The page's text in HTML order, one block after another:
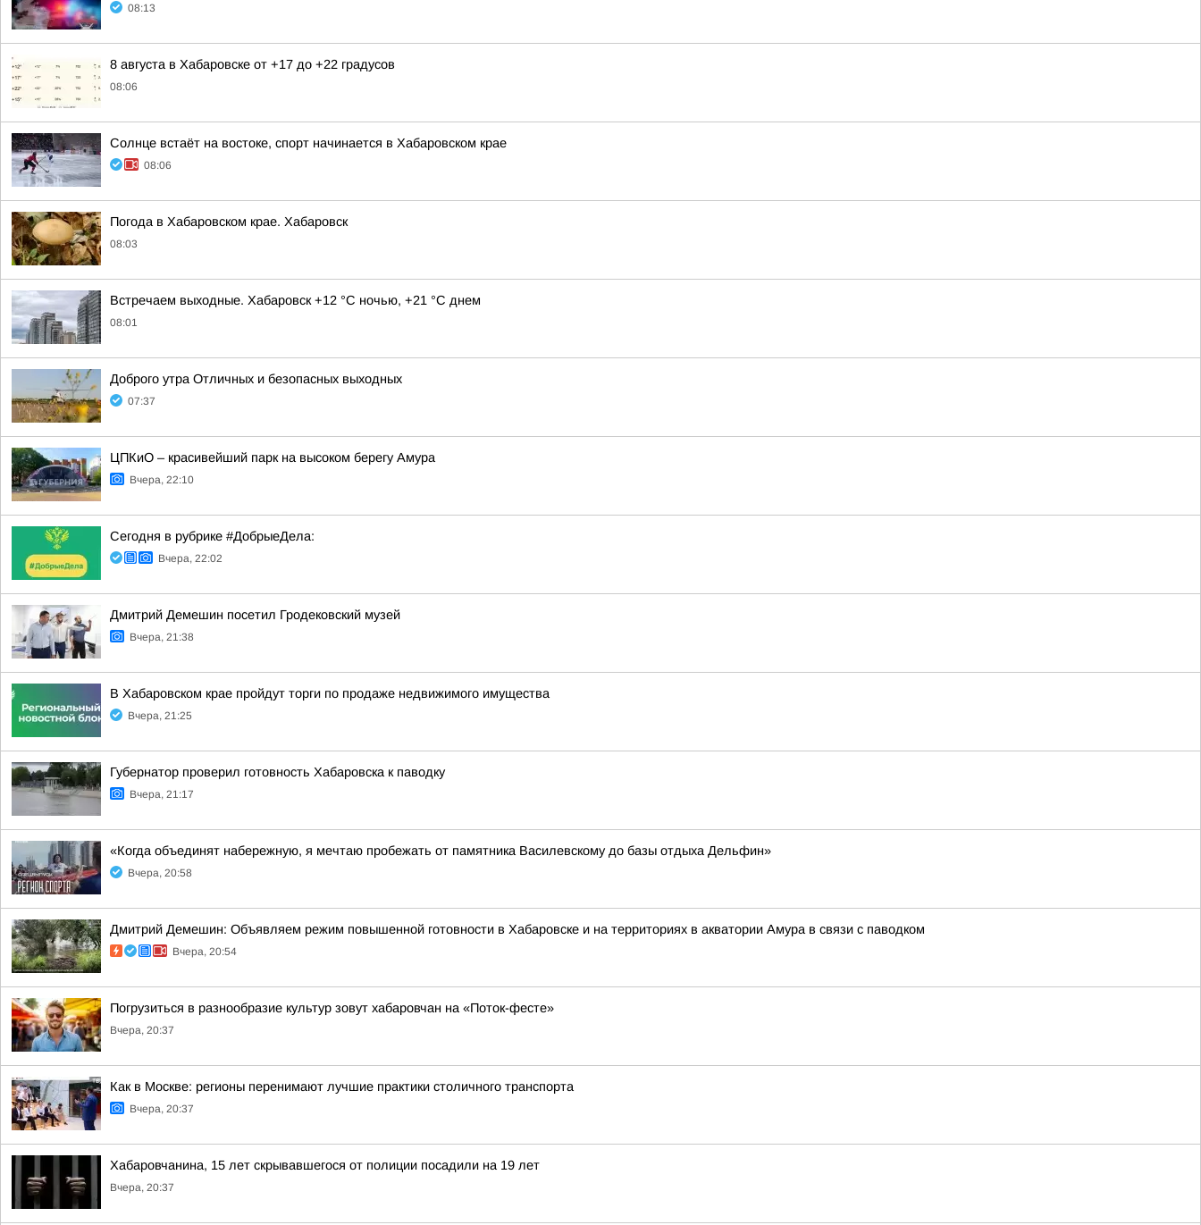
08:13
8 августа в Хабаровске от +17 до +22 градусов
08:06
Солнце встаёт на востоке, спорт начинается в Хабаровском крае
08:06
Погода в Хабаровском крае. Хабаровск
08:03
Встречаем выходные. Хабаровск +12 °C ночью, +21 °C днем
08:01
Доброго утра Отличных и безопасных выходных
07:37
ЦПКиО – красивейший парк на высоком берегу Амура
Вчера, 22:10
Сегодня в рубрике #ДобрыеДела:
Вчера, 22:02
Дмитрий Демешин посетил Гродековский музей
Вчера, 21:38
В Хабаровском крае пройдут торги по продаже недвижимого имущества
Вчера, 21:25
Губернатор проверил готовность Хабаровска к паводку
Вчера, 21:17
«Когда объединят набережную, я мечтаю пробежать от памятника Василевскому до базы отдыха Дельфин»
Вчера, 20:58
Дмитрий Демешин: Объявляем режим повышенной готовности в Хабаровске и на территориях в акватории Амура в связи с паводком
Вчера, 20:54
Погрузиться в разнообразие культур зовут хабаровчан на «Поток-фесте»
Вчера, 20:37
Как в Москве: регионы перенимают лучшие практики столичного транспорта
Вчера, 20:37
Хабаровчанина, 15 лет скрывавшегося от полиции посадили на 19 лет
Вчера, 20:37